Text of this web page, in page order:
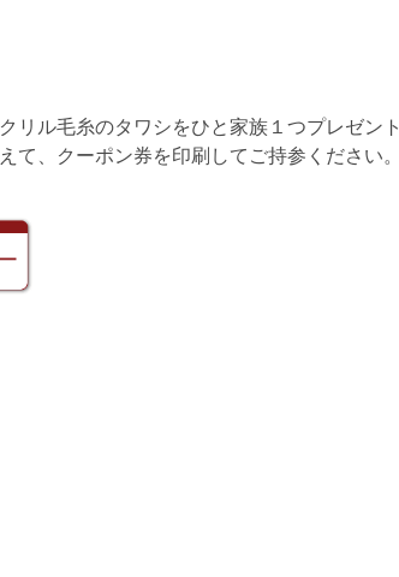
リル毛糸のタワシをひと家族１つプレゼント
、クーポン券を印刷してご持参ください。